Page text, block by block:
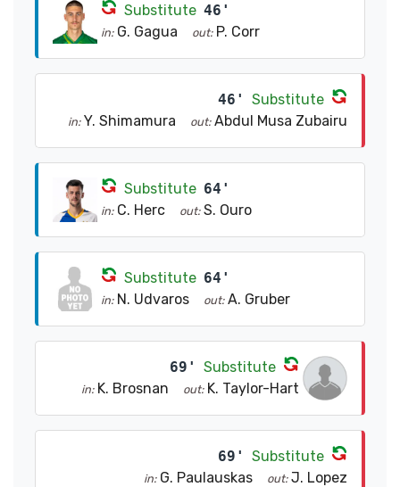
Substitute 46'
in: G. Gagua out: P. Corr
46' Substitute
in: Y. Shimamura out: Abdul Musa Zubairu
Substitute 64'
in: C. Herc out: S. Ouro
Substitute 64'
in: N. Udvaros out: A. Gruber
69' Substitute
in: K. Brosnan out: K. Taylor-Hart
69' Substitute
in: G. Paulauskas out: J. Lopez